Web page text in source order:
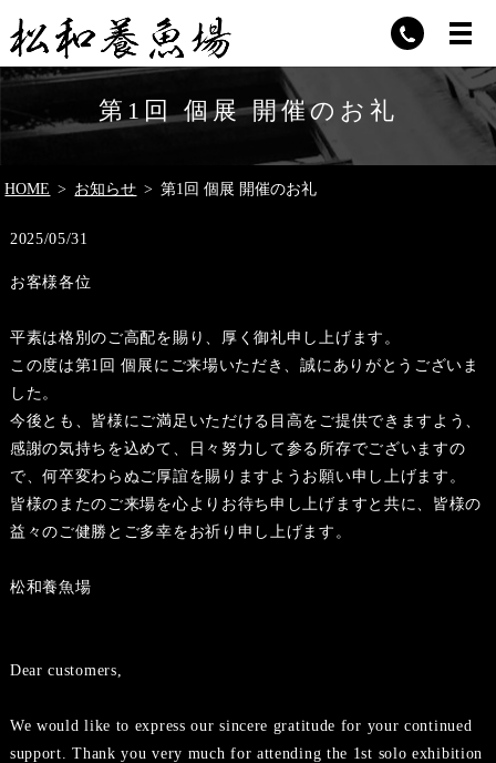
第1回 個展 開催のお礼
HOME お知らせ 第1回 個展 開催のお礼
2025/05/31
お客様各位
平素は格別のご高配を賜り、厚く御礼申し上げます。
この度は第1回 個展にご来場いただき、誠にありがとうございま
した。
今後とも、皆様にご満足いただける目高をご提供できますよう、
感謝の気持ちを込めて、日々努力して参る所存でございますの
で、何卒変わらぬご厚誼を賜りますようお願い申し上げます。
皆様のまたのご来場を心よりお待ち申し上げますと共に、皆様の
益々のご健勝とご多幸をお祈り申し上げます。
松和養魚場
Dear customers,
We would like to express our sincere gratitude for your continued
support. Thank you very much for attending the 1st solo exhibition